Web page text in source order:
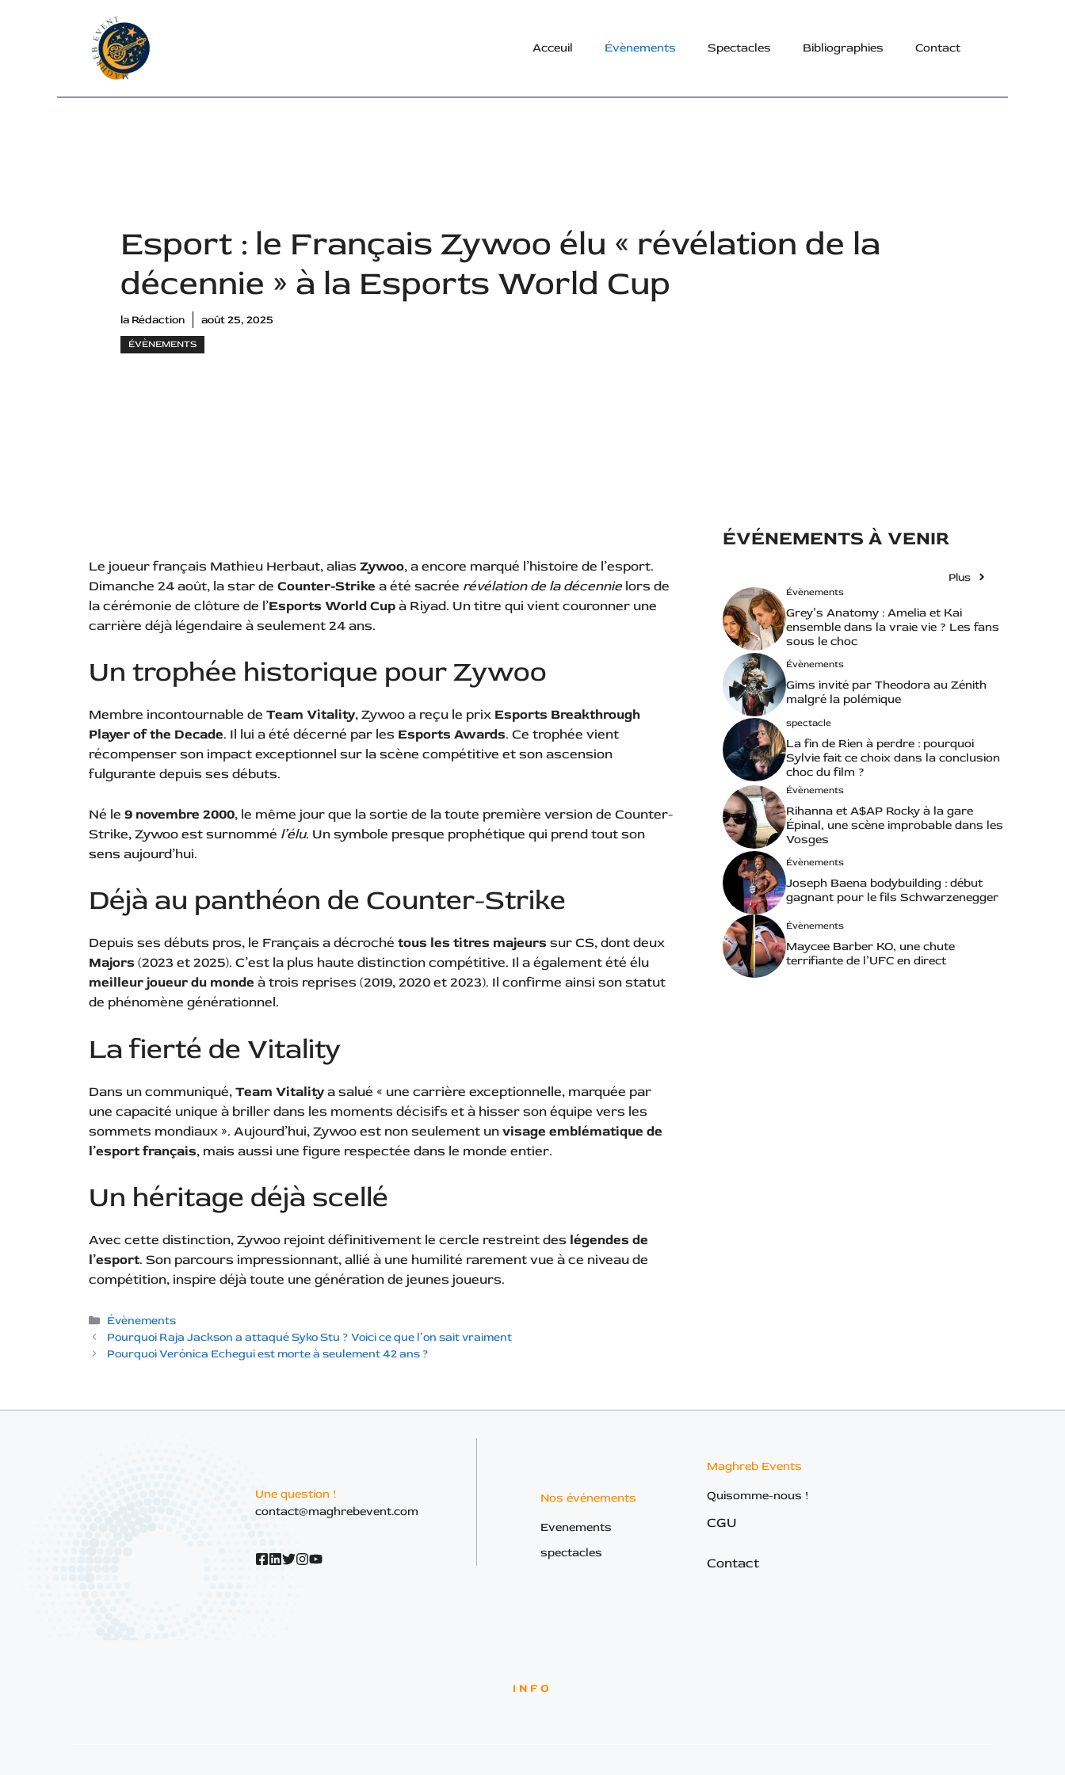
Acceuil Évènements Spectacles Bibliographies Contact
Esport : le Français Zywoo élu « révélation de la
décennie » à la Esports World Cup
la Rédaction août 25, 2025
ÉVÈNEMENTS
Le joueur français Mathieu Herbaut, alias Zywoo, a encore marqué l’histoire de l’esport.
Dimanche 24 août, la star de Counter-Strike a été sacrée révélation de la décennie lors de
la cérémonie de clôture de l’Esports World Cupà Riyad. Un titre qui vient couronner une
carrière déjà légendaire à seulement 24 ans.
Un trophée historique pour Zywoo
Membre incontournable de Team Vitality, Zywoo a reçu le prix Esports Breakthrough
Player of the Decade. Il lui a été décerné par les Esports Awards. Ce trophée vient
récompenser son impact exceptionnel sur la scène compétitive et son ascension
fulgurante depuis ses débuts.
Né le 9 novembre 2000, le même jour que la sortie de la toute première version de Counter-
Strike, Zywoo est surnommé l’élu. Un symbole presque prophétique qui prend tout son
sens aujourd’hui.
Déjà au panthéon de Counter-Strike
Depuis ses débuts pros, le Français a décroché tous les titres majeurs sur CS, dont deux
Majors (2023 et 2025). C’est la plus haute distinction compétitive. Il a également été élu
meilleur joueur du monde à trois reprises (2019, 2020 et 2023). Il confirme ainsi son statut
de phénomène générationnel.
La fierté de Vitality
Dans un communiqué,Team Vitalitya salué « une carrière exceptionnelle, marquée par
une capacité unique à briller dans les moments décisifs et à hisser son équipe vers les
sommets mondiaux ». Aujourd’hui, Zywoo est non seulement unvisage emblématique de
l’esport français, mais aussi une figure respectée dans le monde entier.
Un héritage déjà scellé
Avec cette distinction, Zywoo rejoint définitivement le cercle restreint des légendes de
l’esport. Son parcours impressionnant, allié à une humilité rarement vue à ce niveau de
compétition, inspire déjà toute une génération de jeunes joueurs.
Catégories
Évènements
Pourquoi Raja Jackson a attaqué Syko Stu ? Voici ce que l’on sait vraiment
Pourquoi Verónica Echegui est morte à seulement 42 ans ?
ÉVÉNEMENTS À VENIR
Plus
Évènements
Grey’s Anatomy : Amelia et Kai
ensemble dans la vraie vie ? Les fans
sous le choc
Évènements
Gims invité par Theodora au Zénith
malgré la polémique
spectacle
La fin de Rien à perdre : pourquoi
Sylvie fait ce choix dans la conclusion
choc du film ?
Évènements
Rihanna et A$AP Rocky à la gare
Épinal, une scène improbable dans les
Vosges
Évènements
Joseph Baena bodybuilding : début
gagnant pour le fils Schwarzenegger
Évènements
Maycee Barber KO, une chute
terrifiante de l’UFC en direct
Une question !
contact@maghrebevent.com
Nos événements
Evenements
spectacles
Maghreb Events
Quisomme-nous !
CGU
Contact
INFO